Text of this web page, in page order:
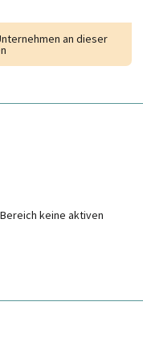
an dieser
keine aktiven